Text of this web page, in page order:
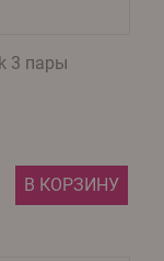
3 пары
В КОРЗИНУ